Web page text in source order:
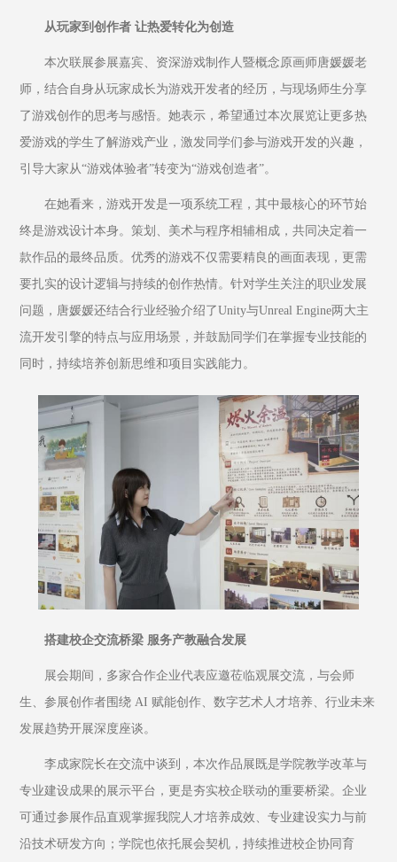
从玩家到创作者 让热爱转化为创造
本次联展参展嘉宾、资深游戏制作人暨概念原画师唐媛媛老
师，结合自身从玩家成长为游戏开发者的经历，与现场师生分享
了游戏创作的思考与感悟。她表示，希望通过本次展览让更多热
爱游戏的学生了解游戏产业，激发同学们参与游戏开发的兴趣，
引导大家从“游戏体验者”转变为“游戏创造者”。
在她看来，游戏开发是一项系统工程，其中最核心的环节始
终是游戏设计本身。策划、美术与程序相辅相成，共同决定着一
款作品的最终品质。优秀的游戏不仅需要精良的画面表现，更需
要扎实的设计逻辑与持续的创作热情。针对学生关注的职业发展
问题，唐媛媛还结合行业经验介绍了Unity与Unreal Engine两大主
流开发引擎的特点与应用场景，并鼓励同学们在掌握专业技能的
同时，持续培养创新思维和项目实践能力。
搭建校企交流桥梁 服务产教融合发展
展会期间，多家合作企业代表应邀莅临观展交流，与会师
生、参展创作者围绕 AI 赋能创作、数字艺术人才培养、行业未来
发展趋势开展深度座谈。
李成家院长在交流中谈到，本次作品展既是学院教学改革与
专业建设成果的展示平台，更是夯实校企联动的重要桥梁。企业
可通过参展作品直观掌握我院人才培养成效、专业建设实力与前
沿技术研发方向；学院也依托展会契机，持续推进校企协同育